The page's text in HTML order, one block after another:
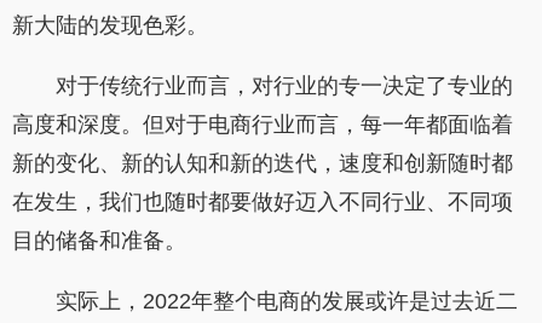
新大陆的发现色彩。
对于传统行业而言，对行业的专一决定了专业的
高度和深度。但对于电商行业而言，每一年都面临着
新的变化、新的认知和新的迭代，速度和创新随时都
在发生，我们也随时都要做好迈入不同行业、不同项
目的储备和准备。
实际上，2022年整个电商的发展或许是过去近二